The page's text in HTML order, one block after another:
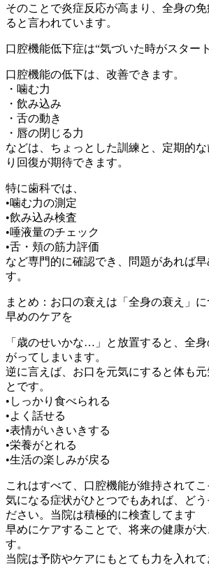
そのことで炎症反応が高まり、全身の
ると言われています。
口腔機能低下症は“気づいた時がスター
口腔機能の低下は、改善できます。
・噛む力
・飲み込み
・舌の動き
・唇の閉じる力
などは、ちょっとした訓練と、定期的
り回復が期待できます。
特に歯科では、
•噛む力の測定
•飲み込み検査
•唾液量のチェック
•舌・頬の筋力評価
など専門的に確認でき、問題があれば
す。
まとめ：お口の衰えは「全身の衰え」に
早めのケアを
「歳のせいかな…」と放置すると、全
がってしまいます。
逆に言えば、お口を元気にすると体も元
とです。
•しっかり食べられる
•よく話せる
•表情がいきいきする
•栄養がとれる
•生活の楽しみが戻る
これはすべて、口腔機能が維持されてこ
気になる症状がひとつでもあれば、どう
ださい。当院は積極的に検査してます
早めにケアすることで、将来の健康が大
す。
当院は予防やケアにもとても力を入れ